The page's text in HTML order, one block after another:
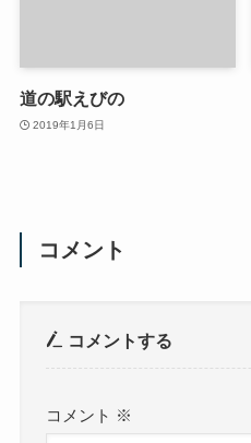
道の駅えびの
2019年1月6日
コメント
コメントする
コメント ※